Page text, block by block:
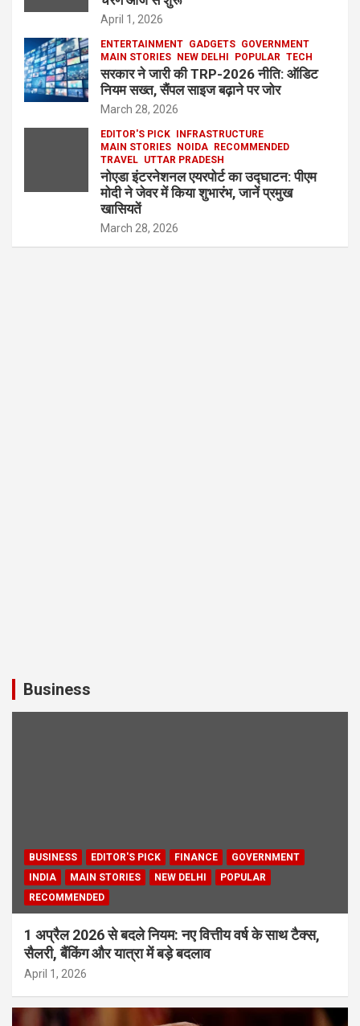
April 1, 2026
ENTERTAINMENT GADGETS GOVERNMENT
MAIN STORIES
NEW DELHI POPULAR TECH
सरकार ने जारी की TRP-2026 नीति: ऑडिट
नियम सख्त, सैंपल साइज बढ़ाने पर जोर
March 28, 2026
EDITOR'S PICK
INFRASTRUCTURE
MAIN STORIES
NOIDA
RECOMMENDED
TRAVEL UTTAR PRADESH
नोएडा इंटरनेशनल एयरपोर्ट का उद्घाटन: पीएम
मोदी ने जेवर में किया शुभारंभ, जानें प्रमुख
खासियतें
March 28, 2026
Business
BUSINESS EDITOR'S PICK FINANCE
GOVERNMENT
INDIA
MAIN STORIES NEW DELHI
POPULAR
RECOMMENDED
1 अप्रैल 2026 से बदले नियम: नए वित्तीय वर्ष के साथ टैक्स,
सैलरी, बैंकिंग और यात्रा में बड़े बदलाव
April 1, 2026